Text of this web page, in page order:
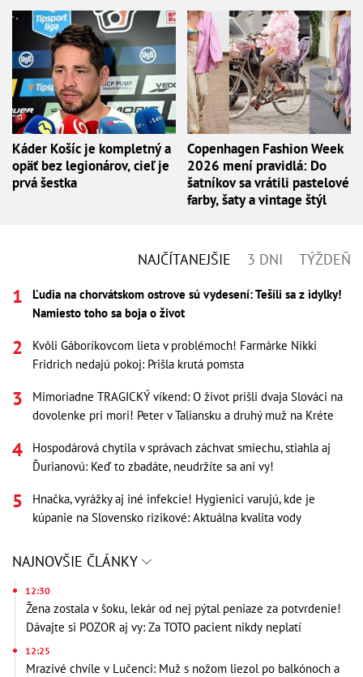
Káder Košíc je kompletný a
opäť bez legionárov, cieľ je
prvá šestka
Copenhagen Fashion Week
2026 mení pravidlá: Do
šatníkov sa vrátili pastelové
farby, šaty a vintage štýl
NAJČÍTANEJŠIE 3 DNI TÝŽDEŇ
Ľudia na chorvátskom ostrove sú vydesení: Tešili sa z idylky!
Namiesto toho sa boja o život
Kvôli Gáboríkovcom lieta v problémoch! Farmárke Nikki
Fridrich nedajú pokoj: Prišla krutá pomsta
Mimoriadne TRAGICKÝ víkend: O život prišli dvaja Slováci na
dovolenke pri mori! Peter v Taliansku a druhý muž na Kréte
Hospodárová chytila v správach záchvat smiechu, stiahla aj
Ďurianovú: Keď to zbadáte, neudržíte sa ani vy!
Hnačka, vyrážky aj iné infekcie! Hygienici varujú, kde je
kúpanie na Slovensko rizikové: Aktuálna kvalita vody
NAJNOVŠIE ČLÁNKY
12:30
Žena zostala v šoku, lekár od nej pýtal peniaze za potvrdenie!
Dávajte si POZOR aj vy: Za TOTO pacient nikdy neplatí
12:25
Mrazivé chvíle v Lučenci: Muž s nožom liezol po balkónoch a